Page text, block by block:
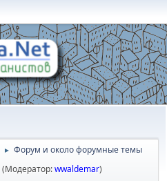
► Форум и около форумные темы
(Модератор:wwaldemar)